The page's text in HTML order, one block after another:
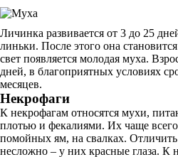
Личинка развивается от 3 до 25
линьки. После этого она
свет появляется молодая муха.
дней, в благоприятных условиях
месяцев.
Некрофаги
К некрофагам относятся мухи,
плотью и фекалиями. Их чаще
помойных ям, на свалках.
несложно – у них красные глаза. К